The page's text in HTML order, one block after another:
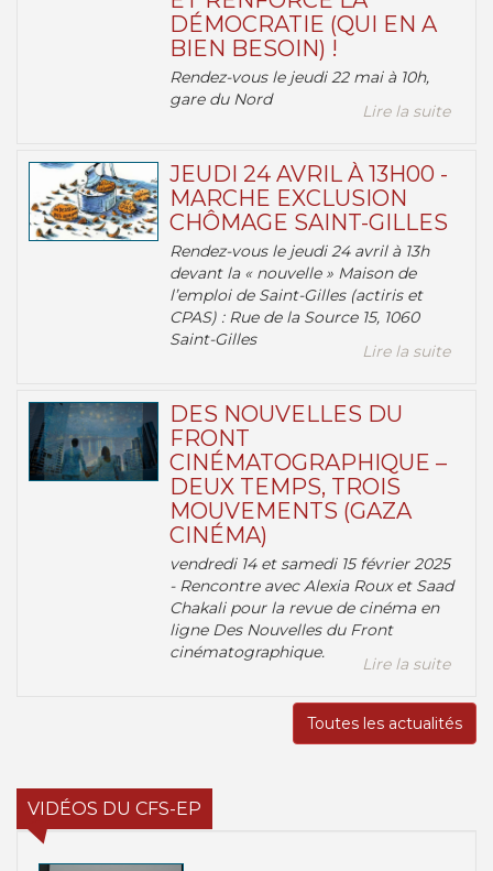
DÉMOCRATIE (QUI EN A
BIEN BESOIN) !
Rendez-vous le jeudi 22 mai à 10h,
gare du Nord
Lire la suite
JEUDI 24 AVRIL À 13H00 -
MARCHE EXCLUSION
CHÔMAGE SAINT-GILLES
Rendez-vous le jeudi 24 avril à 13h
devant la « nouvelle » Maison de
l’emploi de Saint-Gilles (actiris et
CPAS) : Rue de la Source 15, 1060
Saint-Gilles
Lire la suite
DES NOUVELLES DU
FRONT
CINÉMATOGRAPHIQUE –
DEUX TEMPS, TROIS
MOUVEMENTS (GAZA
CINÉMA)
vendredi 14 et samedi 15 février 2025
- Rencontre avec Alexia Roux et Saad
Chakali pour la revue de cinéma en
ligne Des Nouvelles du Front
cinématographique.
Lire la suite
Toutes les actualités
VIDÉOS DU CFS-EP